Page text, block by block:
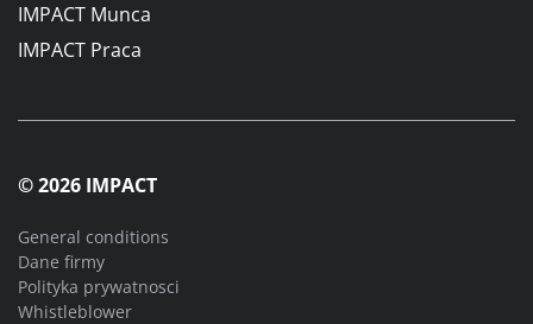
IMPACT Munca
IMPACT Praca
© 2026 IMPACT
General conditions
Dane firmy
Polityka prywatnosci
Whistleblower